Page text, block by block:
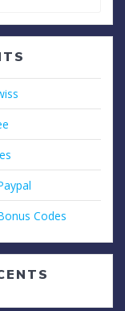
Codes